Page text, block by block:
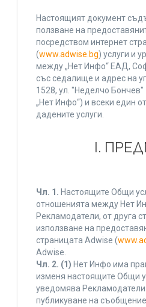
Настоящият документ
ползване на
посредством интернет
(www.adwise.bg) услуги и
между „Нет Инфо“ ЕАД,
със седалище и адрес на
1528, ул. "Неделчо
„Нет Инфо“) и всеки един
дадените услуги.
І.
Чл. 1. Настоящите Общи
отношенията между Нет
Рекламодатели, от друга
използване на
страницата Adwise (
Adwise.
Чл. 2. (1) Нет Инфо има
изменя настоящите Общи
уведомява Рекламодатели
публикуване на